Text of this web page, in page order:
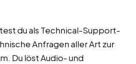
du als Technical-Support-
Anfragen aller Art zur
Du löst Audio- und